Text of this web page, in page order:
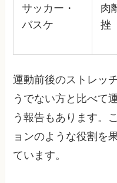
サッカー・
バスケ
肉
挫
運動前後のストレッ
うでない方と比べて
う報告もあります。
ョンのような役割を
ています。